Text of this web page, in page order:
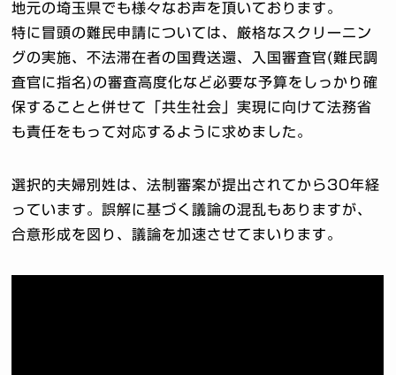
地元の埼玉県でも様々なお声を頂いております。
特に冒頭の難民申請については、厳格なスクリーニン
グの実施、不法滞在者の国費送還、入国審査官(難民調
査官に指名)の審査高度化など必要な予算をしっかり確
保することと併せて「共生社会」実現に向けて法務省
も責任をもって対応するように求めました。
選択的夫婦別姓は、法制審案が提出されてから30年経
っています。誤解に基づく議論の混乱もありますが、
合意形成を図り、議論を加速させてまいります。